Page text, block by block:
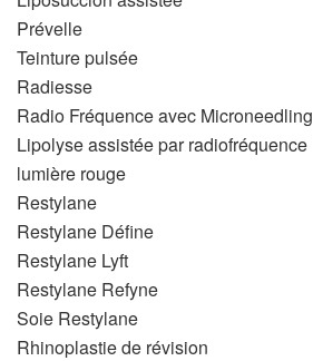
Prévelle
Teinture pulsée
Radiesse
Radio Fréquence avec Microneedling
Lipolyse assistée par radiofréquence
lumière rouge
Restylane
Restylane Défine
Restylane Lyft
Restylane Refyne
Soie Restylane
Rhinoplastie de révision